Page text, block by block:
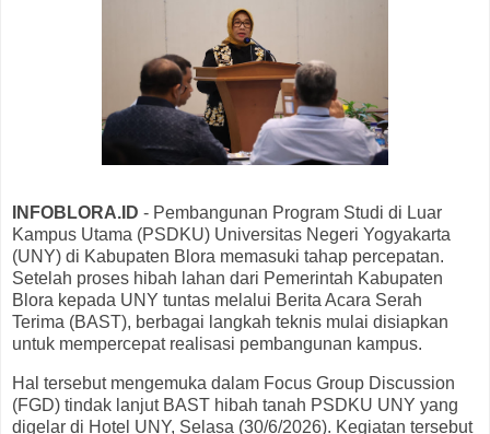
INFOBLORA.ID - Pembangunan Program Studi di Luar
Kampus Utama (PSDKU) Universitas Negeri Yogyakarta
(UNY) di Kabupaten Blora memasuki tahap percepatan.
Setelah proses hibah lahan dari Pemerintah Kabupaten
Blora kepada UNY tuntas melalui Berita Acara Serah
Terima (BAST), berbagai langkah teknis mulai disiapkan
untuk mempercepat realisasi pembangunan kampus.
Hal tersebut mengemuka dalam Focus Group Discussion
(FGD) tindak lanjut BAST hibah tanah PSDKU UNY yang
digelar di Hotel UNY, Selasa (30/6/2026). Kegiatan tersebut